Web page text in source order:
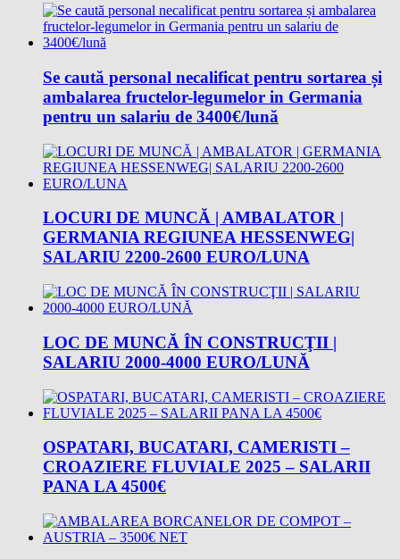
Se caută personal necalificat pentru sortarea și
ambalarea fructelor-legumelor in Germania
pentru un salariu de 3400€/lună
LOCURI DE MUNCĂ | AMBALATOR |
GERMANIA REGIUNEA HESSENWEG|
SALARIU 2200-2600 EURO/LUNA
LOC DE MUNCĂ ÎN CONSTRUCŢII |
SALARIU 2000-4000 EURO/LUNĂ
OSPATARI, BUCATARI, CAMERISTI –
CROAZIERE FLUVIALE 2025 – SALARII
PANA LA 4500€